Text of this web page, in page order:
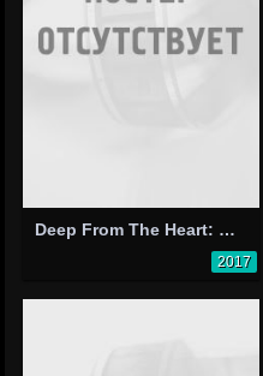
Deep From The Heart: Hurricane Relief Concert
2017